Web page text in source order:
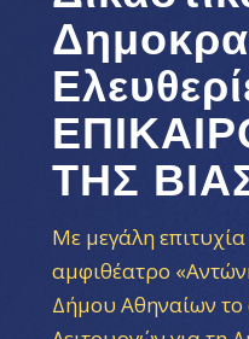
ΤΗΣ
Με μεγάλη
αμφιθέατρο
Δήμου Αθηναίων το